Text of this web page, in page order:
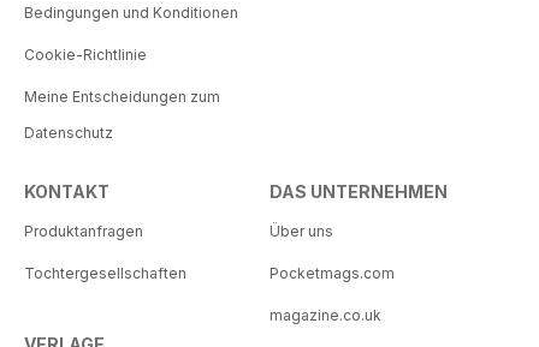
Bedingungen und Konditionen
Cookie-Richtlinie
Meine Entscheidungen zum
Datenschutz
KONTAKT
Produktanfragen
Tochtergesellschaften
DAS UNTERNEHMEN
Über uns
Pocketmags.com
magazine.co.uk